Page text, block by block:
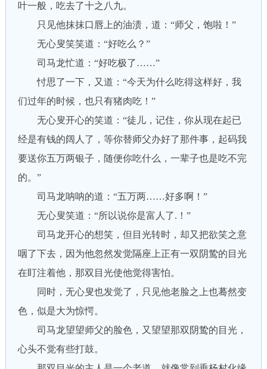
叶一般，吃去了十之八九。
只见他抹抹口唇上的油渍，道：“师父，饱啦！”
无心叟笑笑道：“好吃么？”
司马龙忙道：“好吃极了……”
忖思了一下，又道：“今天为什么吃得这样好，我
们过年的时候，也只有猪肉吃！”
无心叟开心的笑道：“徒儿，记住，你从现在起已
经是有钱的阔人了，等你替师父办好了那件事，起码我
要送你五万两银子，随便你吃什么，一辈子也是吃不完
的。”
司马龙呐呐的道：“五万两……好多啊！”
无心叟笑道：“所以说你是富人了.！”
司马龙开心的想笑，但目光转时，却又把欲笑之意
咽了下去，因为他忽然发觉隔座上正有一双阴鸷的目光
在盯注着他，那双目光使他觉得害怕。
同时，无心叟也发觉了，只见他老脸之上也蓦然变
色，似是大为惊愕。
司马龙望望师父的脸色，又望望那双阴鸷的目光，
心头不觉有些打鼓。